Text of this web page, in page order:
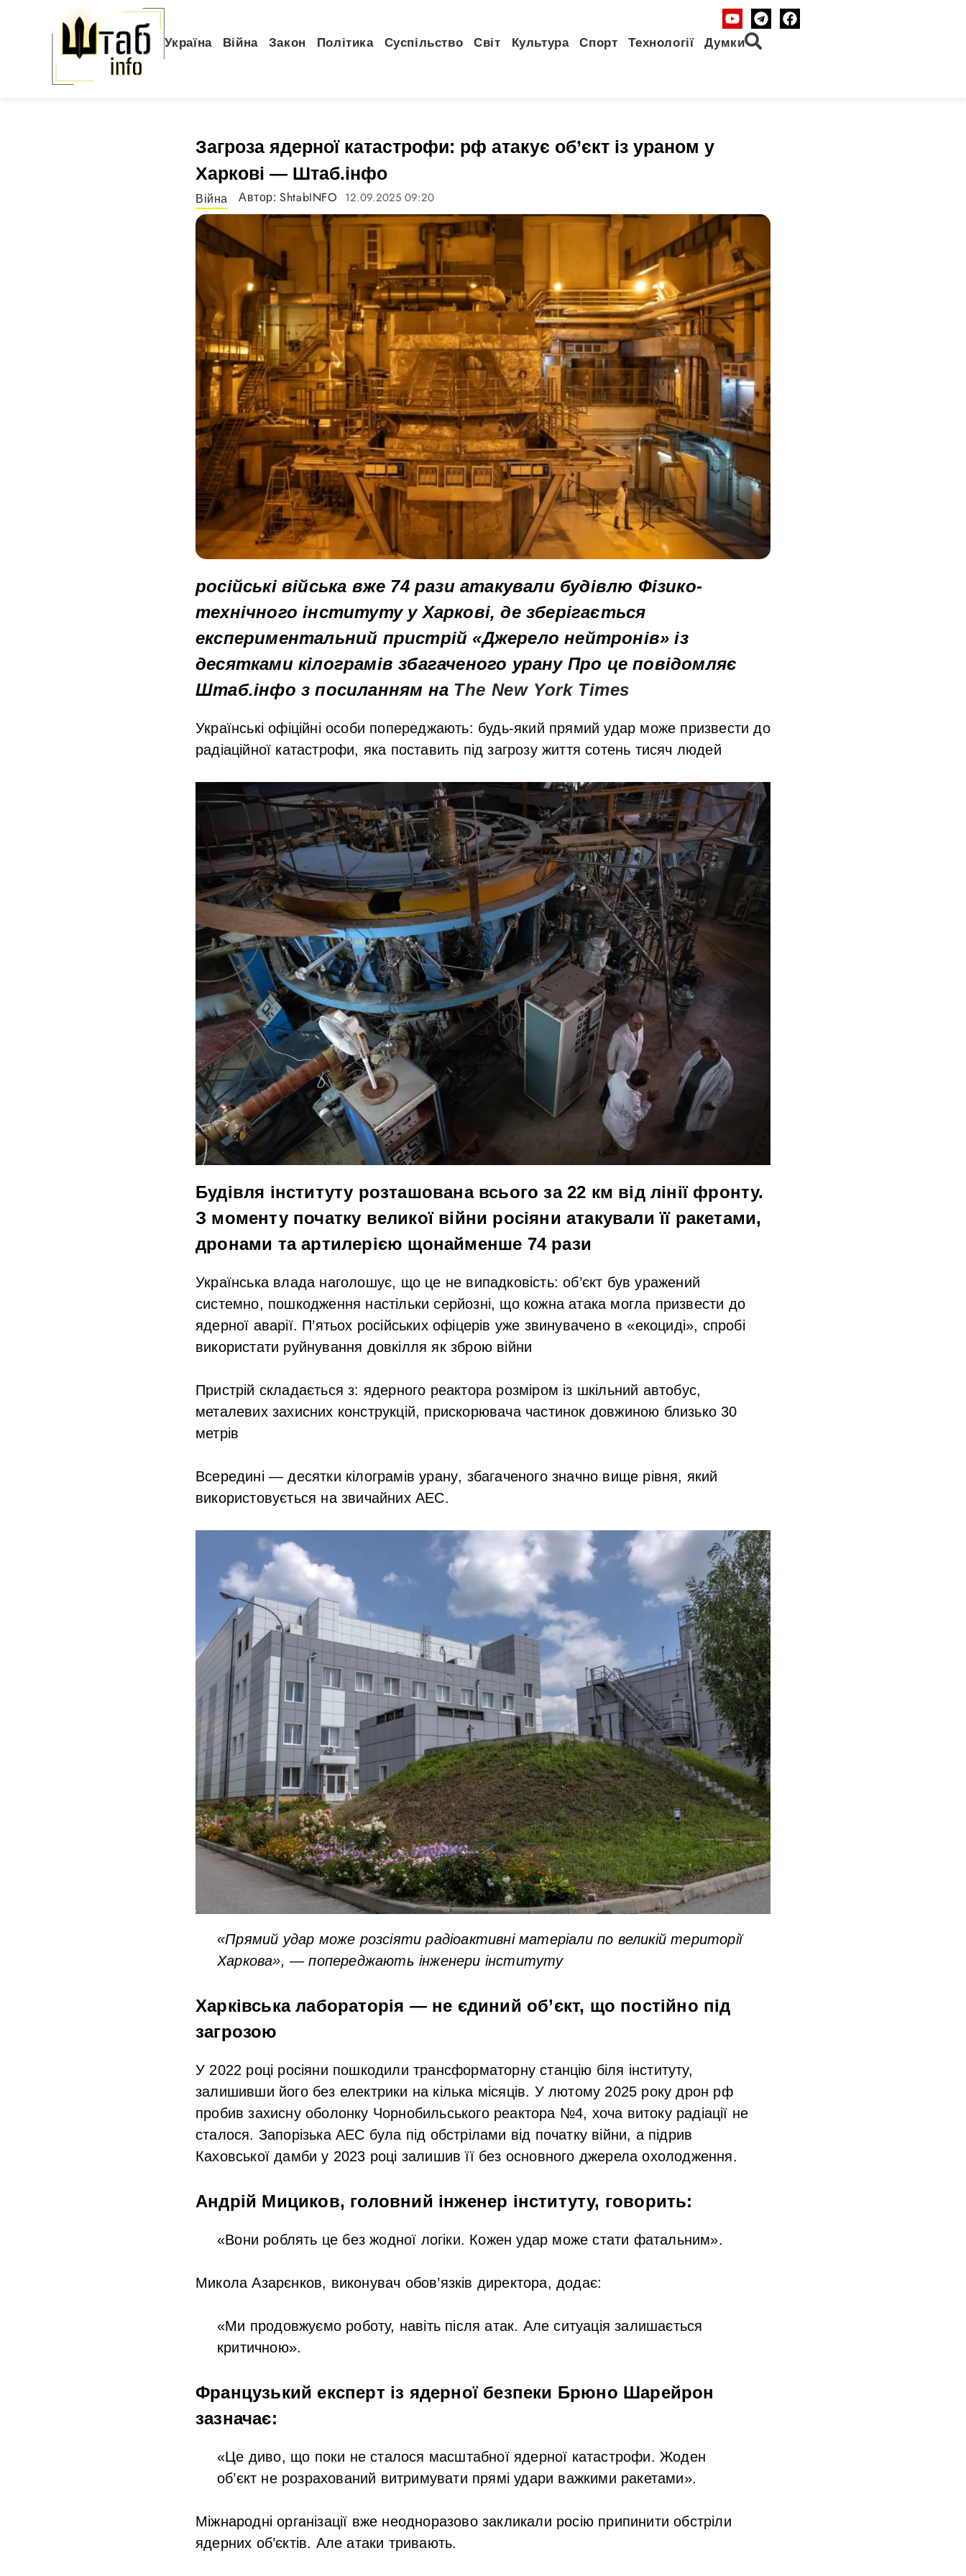
Україна Війна Закон Політика Суспільство Світ Культура Спорт Технології Думки
Загроза ядерної катастрофи: рф атакує об’єкт із ураном у
Харкові — Штаб.інфо
Війна Автор:ShtabINFO 12.09.2025 09:20
російські війська вже 74 рази атакували будівлю Фізико-
технічного інституту у Харкові, де зберігається
експериментальний пристрій «Джерело нейтронів» із
десятками кілограмів збагаченого урану Про це повідомляє
Штаб.інфо з посиланням на The New York Times
Українські офіційні особи попереджають: будь-який прямий удар може призвести до
радіаційної катастрофи, яка поставить під загрозу життя сотень тисяч людей
Будівля інституту розташована всього за 22 км від лінії фронту.
З моменту початку великої війни росіяни атакували її ракетами,
дронами та артилерією щонайменше 74 рази
Українська влада наголошує, що це не випадковість: об’єкт був уражений
системно, пошкодження настільки серйозні, що кожна атака могла призвести до
ядерної аварії. П’ятьох російських офіцерів уже звинувачено в «екоциді», спробі
використати руйнування довкілля як зброю війни
Пристрій складається з: ядерного реактора розміром із шкільний автобус,
металевих захисних конструкцій, прискорювача частинок довжиною близько 30
метрів
Всередині —десятки кілограмів урану, збагаченого значно вище рівня, який
використовується на звичайних АЕС.
«Прямий удар може розсіяти радіоактивні матеріали по великій території
Харкова», — попереджають інженери інституту
Харківська лабораторія — не єдиний об’єкт, що постійно під
загрозою
У 2022 році росіяни пошкодили трансформаторну станцію біля інституту,
залишивши його без електрики на кілька місяців. У лютому 2025 року дрон рф
пробив захисну оболонку Чорнобильського реактора №4, хоча витоку радіації не
сталося. Запорізька АЕС була під обстрілами від початку війни, а підрив
Каховської дамби у 2023 році залишив її без основного джерела охолодження.
Андрій Мициков, головний інженер інституту, говорить:
«Вони роблять це без жодної логіки. Кожен удар може стати фатальним».
Микола Азарєнков, виконувач обов’язків директора, додає:
«Ми продовжуємо роботу, навіть після атак. Але ситуація залишається
критичною».
Французький експерт із ядерної безпеки Брюно Шарейрон
зазначає:
«Це диво, що поки не сталося масштабної ядерної катастрофи. Жоден
об’єкт не розрахований витримувати прямі удари важкими ракетами».
Міжнародні організації вже неодноразово закликали росію припинити обстріли
ядерних об’єктів. Але атаки тривають.